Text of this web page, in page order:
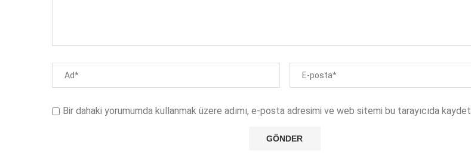
Bir dahaki yorumumda kullanmak üzere adımı, e-posta adresimi ve web sitemi bu tarayıcıda kaydet.